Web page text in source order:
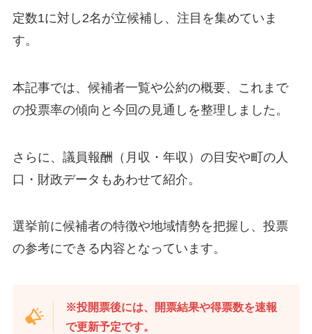
定数1に対し2名が立候補し、注目を集めていま
す。
本記事では、候補者一覧や公約の概要、これまで
の投票率の傾向と今回の見通しを整理しました。
さらに、議員報酬（月収・年収）の目安や町の人
口・財政データもあわせて紹介。
選挙前に候補者の特徴や地域情勢を把握し、投票
の参考にできる内容となっています。
※投開票後には、開票結果や得票数を速報
で更新予定です。